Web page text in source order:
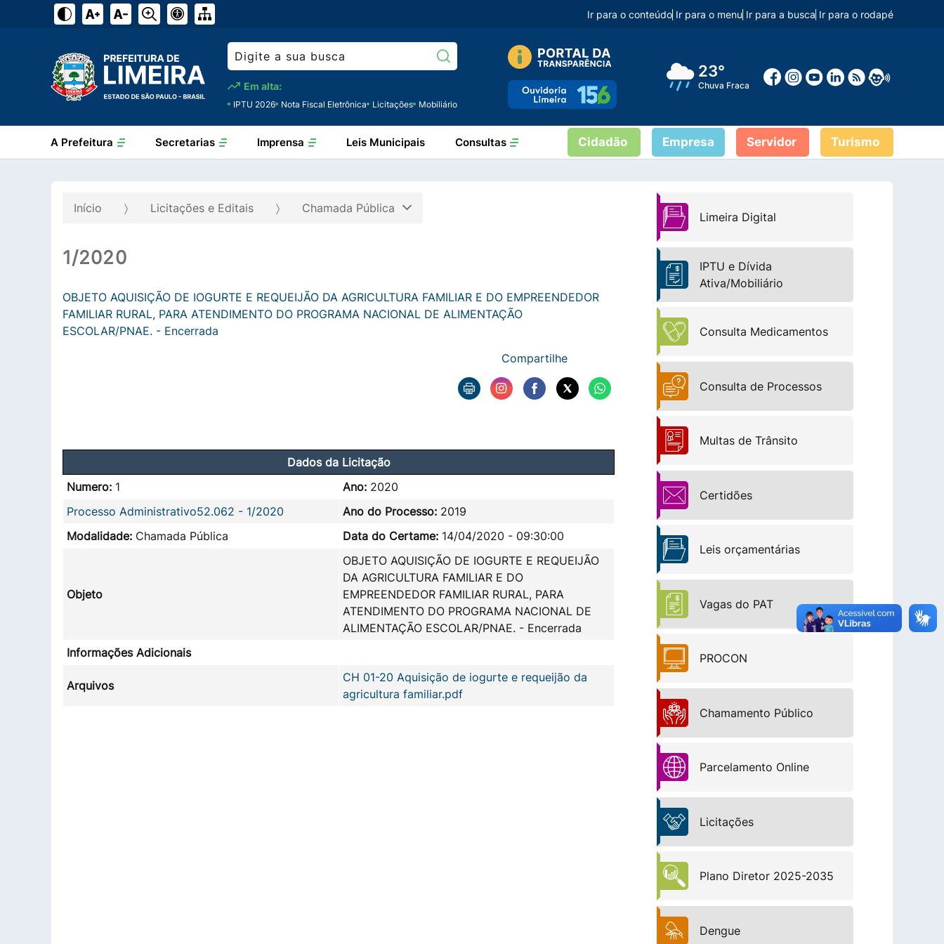
Ir para o conteúdo Ir para o menu Ir para a busca Ir para o rodapé
Pesquisar:
Em alta:
IPTU 2026 Nota Fiscal Eletrônica Licitações Mobiliário
23°
Chuva Fraca
Leis Municipais
A Prefeitura Secretarias Imprensa Consultas Cidadão Empresa Servidor Turismo
Início Licitações e Editais Chamada Pública
1/2020
OBJETO AQUISIÇÃO DE IOGURTE E REQUEIJÃO DA AGRICULTURA FAMILIAR E DO EMPREENDEDOR
FAMILIAR RURAL, PARA ATENDIMENTO DO PROGRAMA NACIONAL DE ALIMENTAÇÃO
ESCOLAR/PNAE. - Encerrada
Compartilhe
Dados da Licitação
Numero: 1 Ano: 2020
Processo Administrativo52.062 - 1/2020
Ano do Processo: 2019
Modalidade: Chamada Pública Data do Certame: 14/04/2020 - 09:30:00
Objeto
OBJETO AQUISIÇÃO DE IOGURTE E REQUEIJÃO
DA AGRICULTURA FAMILIAR E DO
EMPREENDEDOR FAMILIAR RURAL, PARA
ATENDIMENTO DO PROGRAMA NACIONAL DE
ALIMENTAÇÃO ESCOLAR/PNAE. - Encerrada
Informações Adicionais
Arquivos
CH 01-20 Aquisição de iogurte e requeijão da
agricultura familiar.pdf
Limeira Digital
IPTU e Dívida
Ativa/Mobiliário
Consulta Medicamentos
Consulta de Processos
Multas de Trânsito
Certidões
Leis orçamentárias
Vagas do PAT
PROCON
Chamamento Público
Parcelamento Online
Licitações
Plano Diretor 2025-2035
Dengue